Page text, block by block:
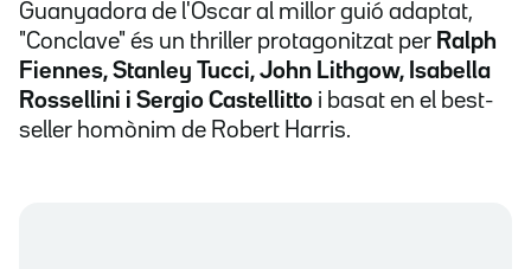
Guanyadora de l'Oscar al millor guió adaptat,
"Conclave" és un thriller protagonitzat per Ralph
Fiennes, Stanley Tucci, John Lithgow, Isabella
Rossellini i Sergio Castellitto i basat en el best-
seller homònim de Robert Harris.